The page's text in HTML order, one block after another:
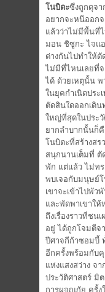
โนบิตะซึ่งถูกดุจา
อยากจะหนีออก
แล้วว่าไม่มีพื้นที่ไ
มอน ชิซูกะ ไจแ
ต่างกันไปทำให้
ไม่มีที่ไหนเลยที่
ได้ ด้วยเหตุนั้น พ
ในยุคกำเนิดประ
ตัดสินใดออกเดิ
ใหญ่ที่สุดในประ
ยากลำบากนั้นก็
โนบิตะที่สร้างสร
สนุกนานเต็มที่ ตั
พัก แต่แล้ว ไม่ท
พบเจอกับมนุษย์
เขาจะเข้าไปพัว
และพัดพาเขาใ
ถึงเรื่องราวที่ชน
อยู่ ได้ถูกโจมตีจ
ปีศาจกีก้าซอมบี้
อีกครั้งพร้อมกับ
แห่งแสงสว่าง จ
ประวัติศาสตร์ มิ
การผจญภัย ครั้ง